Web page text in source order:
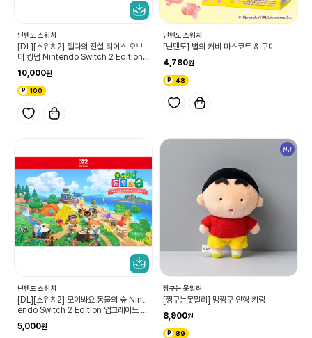
닌텐도 스위치
[DL][스위치2] 젤다의 전설 티어스 오브
더 킹덤 Nintendo Switch 2 Edition
10,000
100
닌텐도 스위치
[닌텐도] 별의 커비 마스코트 & 구미
4,780
48
닌텐도 스위치
[DL][스위치2] 모여봐요 동물의 숲 Nint
endo Switch 2 Edition 업그레이드 패
5,000
신규
짱구는 못말려
[짱구는못말려] 맹짱구 인형 키링
8,900
89